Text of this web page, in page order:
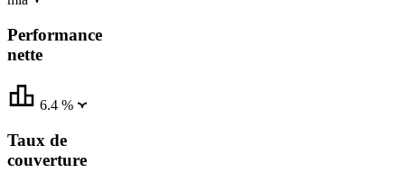
Performance
nette
6.4 %
Taux de
couverture